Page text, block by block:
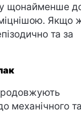
щонайменше
міцнішою. Якщо
та за
механічного та